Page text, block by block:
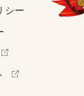
シー